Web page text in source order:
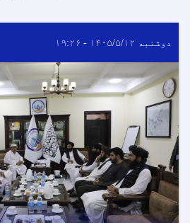
دوشنبه ۱۴۰۵/۵/۱۲ - ۱۹:۲۶